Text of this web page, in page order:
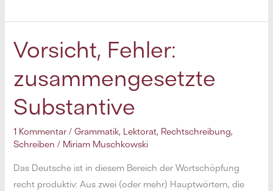
Bindestrich
Vorsicht, Fehler:
zusammengesetzte
Substantive
1 Kommentar /Grammatik, Lektorat, Rechtschreibung,
Schreiben / Miriam Muschkowski
Das Deutsche ist in diesem Bereich der Wortschöpfung
recht produktiv: Aus zwei (oder mehr) Hauptwörtern, die